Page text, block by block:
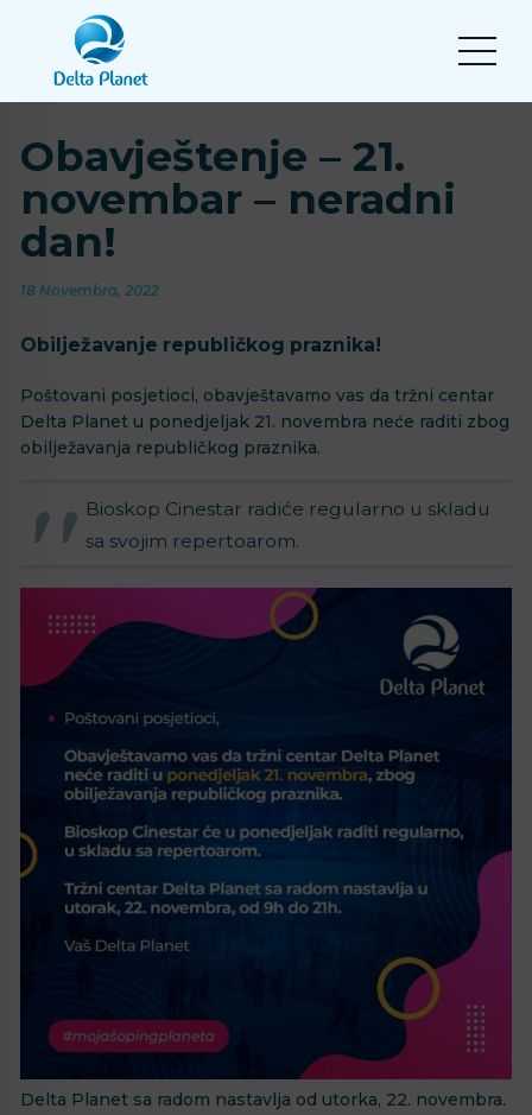
Obavještenje – 21.
novembar – neradni
dan!
18 Novembra, 2022
Obilježavanje republičkog praznika!
Poštovani posjetioci, obavještavamo vas da tržni centar
Delta Planet u ponedjeljak 21. novembra neće raditi zbog
obilježavanja republičkog praznika.
Bioskop Cinestar radiće regularno u skladu
sa svojim repertoarom.
Delta Planet sa radom nastavlja od utorka, 22. novembra.